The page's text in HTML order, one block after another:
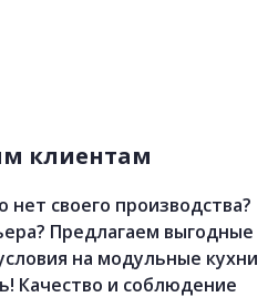
клиентам
нет своего производства?
Предлагаем выгодные
на модульные кухни
Качество и соблюдение